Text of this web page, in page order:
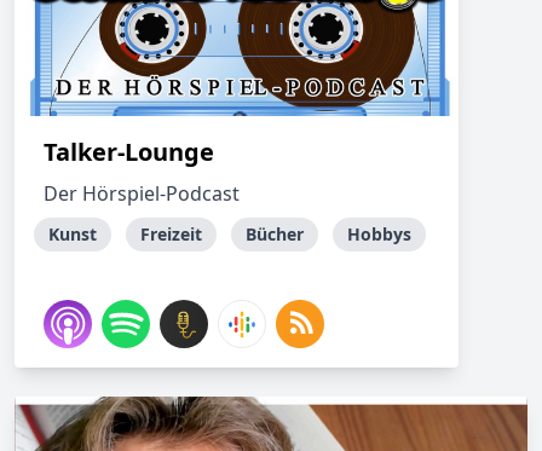
Talker-Lounge
Der Hörspiel-Podcast
Kunst Freizeit Bücher Hobbys